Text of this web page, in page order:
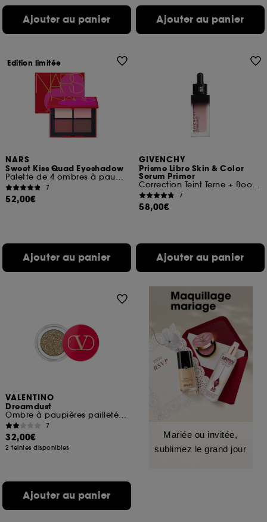
Ajouter au panier Ajouter au panier
NARS
Sweet Kiss Quad Eyeshadow
Palette de 4 ombres à paupières
7
52,00€
Ajouter au panier
Edition limitée
GIVENCHY
Prisme Libre Skin & Color
Serum Primer
Correction Teint Terne + Booster Eclat
7
58,00€
Ajouter au panier
VALENTINO
Dreamdust
Ombre à paupières pailletée, texture crémeuse et effet multi-reflet
7
32,00€
2 teintes disponibles
Ajouter au panier
Mariée ou invitée,
sublimez le grand jour